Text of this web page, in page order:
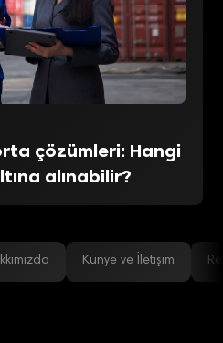
çözümleri: Hangi
alınabilir?
Künye ve İletişim